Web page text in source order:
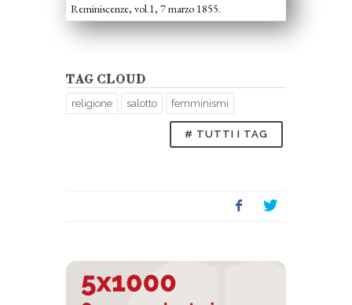
Reminiscenze, vol.1, 7 marzo 1855.
TAG CLOUD
religione salotto femminismi
# TUTTI I TAG